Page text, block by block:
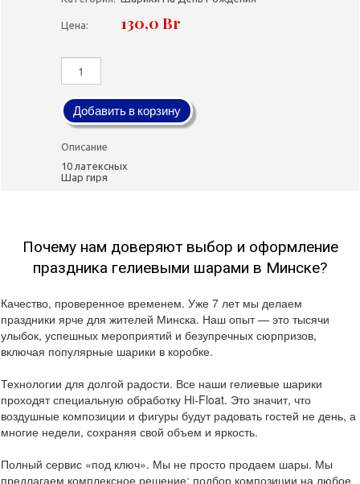
Цена: 130,0 Br
Добавить в корзину
Описание
10 латексных
Шар гиря
Почему нам доверяют выбор и оформление
праздника гелиевыми шарами в Минске?
Качество, проверенное временем. Уже 7 лет мы делаем
праздники ярче для жителей Минска. Наш опыт — это тысячи
улыбок, успешных мероприятий и безупречных сюрпризов,
включая популярные шарики в коробке.
Технологии для долгой радости. Все наши гелиевые шарики
проходят специальную обработку Hi-Float. Это значит, что
воздушные композиции и фигуры будут радовать гостей не день, а
многие недели, сохраняя свой объем и яркость.
Полный сервис «под ключ». Мы не просто продаем шары. Мы
предлагаем комплексное решение: подбор композиции на любое